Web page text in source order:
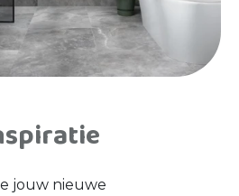
jouw nieuwe